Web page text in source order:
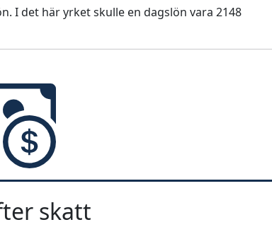
I det här yrket skulle en dagslön vara 2148
skatt